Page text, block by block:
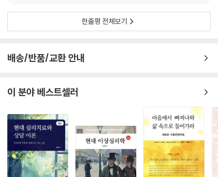
한줄평 전체보기
배송/반품/교환 안내
이 분야 베스트셀러